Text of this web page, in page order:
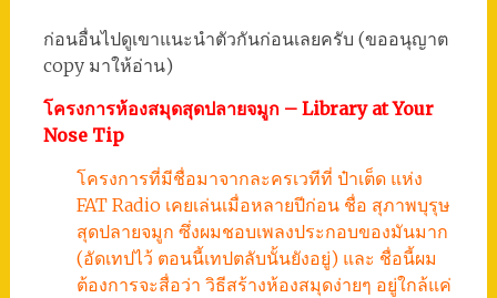
ก่อนอื่นไปดูเขาแนะนำตัวกันก่อนเลยครับ (ขออนุญาต
copy มาให้อ่าน)
โครงการห้องสมุดสุดปลายจมูก – Library at Your
Nose Tip
โครงการที่มีชื่อมาจากละครเวทีที่ ป๋าเต็ด แห่ง
FAT Radio เคยเล่นเมื่อหลายปีก่อน ชื่อ สุภาพบุรุษ
สุดปลายจมูก ซึ่งผมชอบเพลงประกอบของมันมาก
(อัดเทปไว้ ตอนนี้เทปตลับนั้นยังอยู่) และ ชื่อนี้ผม
ต้องการจะสื่อว่า วิธีสร้างห้องสมุดง่ายๆ อยู่ใกล้แค่